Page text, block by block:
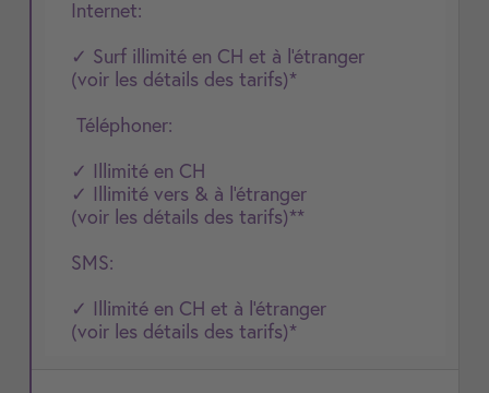
Internet:
✓ Surf illimité en CH et à l'étranger
(voir les détails des tarifs)*
Téléphoner:
✓ Illimité en CH
✓ Illimité vers & à l'étranger
(voir les détails des tarifs)**
SMS:
✓ Illimité en CH et à l'étranger
(voir les détails des tarifs)*